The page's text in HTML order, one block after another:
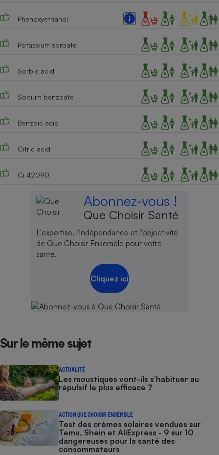
Phenoxyethanol
Potassium sorbate
Sorbic acid
Sodium benzoate
Benzoic acid
Citric acid
Ci 42090
Abonnez-vous !
Que Choisir Santé
L'expertise, l'indépendance et l'objectivité
de Que Choisir Ensemble pour votre
santé.
Cliquez ici
Sur le même sujet
ACTUALITÉ
Les moustiques vont-ils s’habituer au
répulsif le plus efficace ?
ACTION QUE CHOISIR ENSEMBLE
Test des crèmes solaires vendues sur
Temu, Shein et AliExpress - 9 sur 10
dangereuses pour la santé des
consommateurs